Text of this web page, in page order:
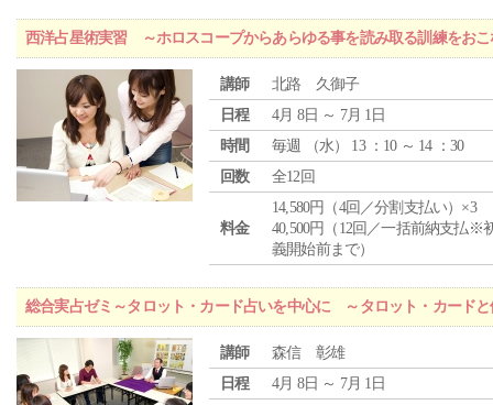
西洋占星術実習 ～ホロスコープからあらゆる事を読み取る訓練をおこ
講師
北路 久御子
日程
4月 8日 ～ 7月 1日
時間
毎週 （水） 13 ：10 ～ 14 ：30
回数
全12回
料金
14,580円（4回／分割支払い）×3
40,500円（12回／一括前納支払※
義開始前まで）
総合実占ゼミ～タロット・カード占いを中心に ～タロット・カード
講師
森信 彰雄
日程
4月 8日 ～ 7月 1日